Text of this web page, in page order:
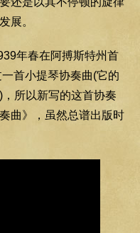
展。
年春在阿搏斯特州首
首小提琴协奏曲(它的
所以新写的这首协奏
曲》，虽然总谱出版时